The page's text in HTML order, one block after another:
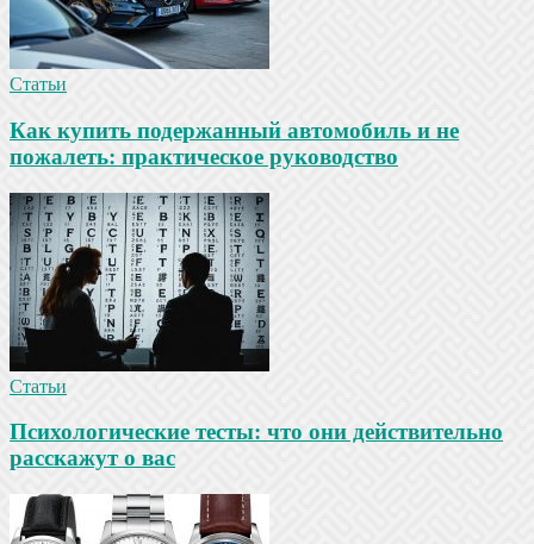
Статьи
Как купить подержанный автомобиль и не
пожалеть: практическое руководство
Статьи
Психологические тесты: что они действительно
расскажут о вас